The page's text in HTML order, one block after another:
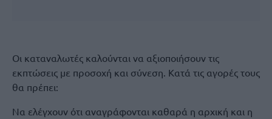
Οι καταναλωτές καλούνται να αξιοποιήσουν τις
εκπτώσεις με προσοχή και σύνεση. Κατά τις αγορές τους
θα πρέπει:
Να ελέγχουν ότι αναγράφονται καθαρά η αρχική και η